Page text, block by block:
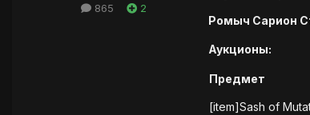
865 2
Ромыч Сарион
Аукционы:
Предмет
[item]Sash of